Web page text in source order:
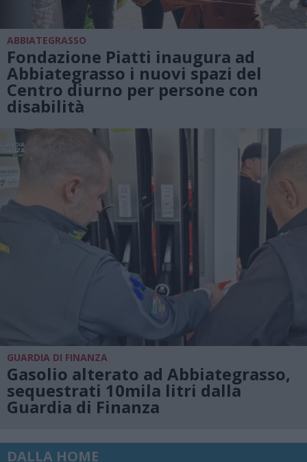
ABBIATEGRASSO
Fondazione Piatti inaugura ad
Abbiategrasso i nuovi spazi del
Centro diurno per persone con
disabilità
GUARDIA DI FINANZA
Gasolio alterato ad Abbiategrasso,
sequestrati 10mila litri dalla
Guardia di Finanza
DALLA HOME